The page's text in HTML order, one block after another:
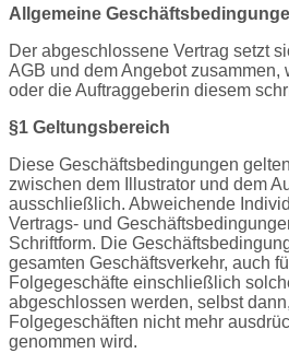
Allgemeine
Der abgeschlossene Vertrag setzt
AGB und dem Angebot zusammen,
oder die Auftraggeberin diesem
§1 Geltungsbereich
Diese Geschäftsbedingungen
zwischen dem Illustrator und dem
ausschließlich. Abweichende
Vertrags- und
Schriftform. Die
gesamten Geschäftsverkehr, auch
Folgegeschäfte einschließlich
abgeschlossen werden, selbst
Folgegeschäften nicht mehr
genommen wird.